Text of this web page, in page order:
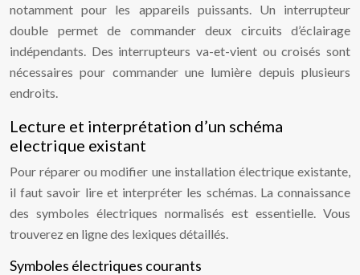
notamment pour les appareils puissants. Un interrupteur
double permet de commander deux circuits d’éclairage
indépendants. Des interrupteurs va-et-vient ou croisés sont
nécessaires pour commander une lumière depuis plusieurs
endroits.
Lecture et interprétation d’un schéma
electrique existant
Pour réparer ou modifier une installation électrique existante,
il faut savoir lire et interpréter les schémas. La connaissance
des symboles électriques normalisés est essentielle. Vous
trouverez en ligne des lexiques détaillés.
Symboles électriques courants